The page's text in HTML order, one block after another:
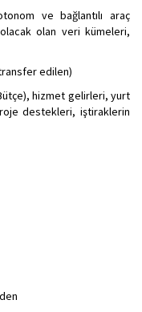
ve bağlantılı araç
olan veri kümeleri,
edilen)
hizmet gelirleri, yurt
destekleri, iştiraklerin